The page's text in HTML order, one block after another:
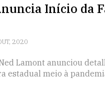
Início da
2020
Lamont anunciou
estadual meio à